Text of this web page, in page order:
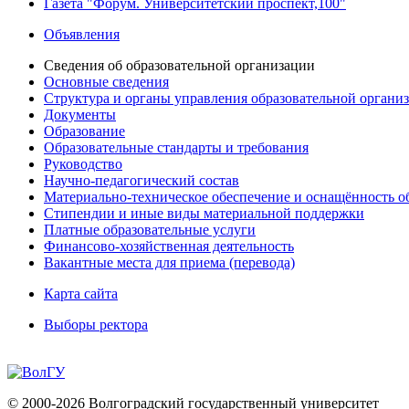
Газета "Форум. Университетский проспект,100"
Объявления
Сведения об образовательной организации
Основные сведения
Структура и органы управления образовательной
Документы
Образование
Образовательные стандарты и требования
Руководство
Научно-педагогический состав
Материально-техническое обеспечение и оснащённость
Стипендии и иные виды материальной поддержки
Платные образовательные услуги
Финансово-хозяйственная деятельность
Вакантные места для приема (перевода)
Карта сайта
Выборы ректора
© 2000-2026 Волгоградский государственный университет